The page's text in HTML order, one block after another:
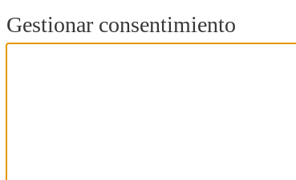
Gestionar consentimiento